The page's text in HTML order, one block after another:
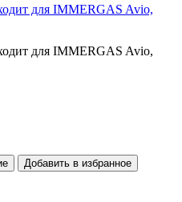
для IMMERGAS Avio,
для IMMERGAS Avio,
Добавить в избранное